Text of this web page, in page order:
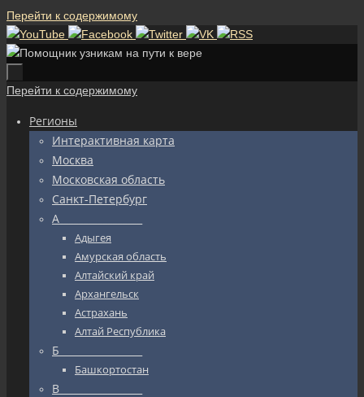
Перейти к содержимому
Перейти к содержимому
Регионы
Интерактивная карта
Москва
Московская область
Санкт-Петербург
А_________________
Адыгея
Амурская область
Алтайский край
Архангельск
Астрахань
Алтай Республика
Б_________________
Башкортостан
В_________________